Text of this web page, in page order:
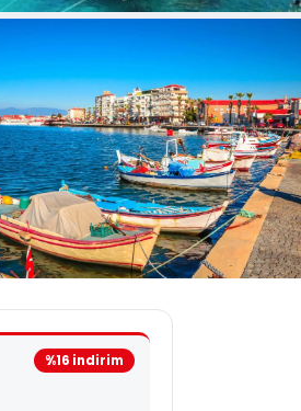
%16 indirim